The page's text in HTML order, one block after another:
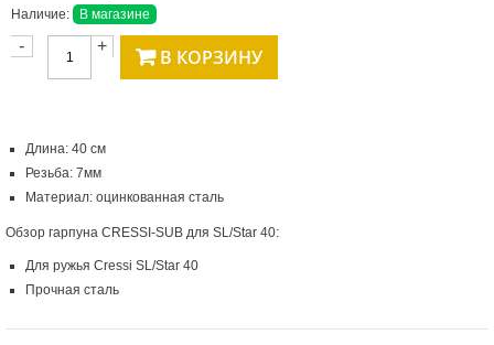
Наличие: В магазине
- + В КОРЗИНУ
Длина: 40 см
Резьба: 7мм
Материал: оцинкованная сталь
Обзор гарпуна CRESSI-SUB для SL/Star 40:
Для ружья Cressi SL/Star 40
Прочная сталь